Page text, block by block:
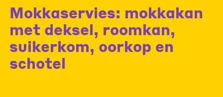
Mokkaservies: mokkakan
met deksel, roomkan,
suikerkom, oorkop en
schotel